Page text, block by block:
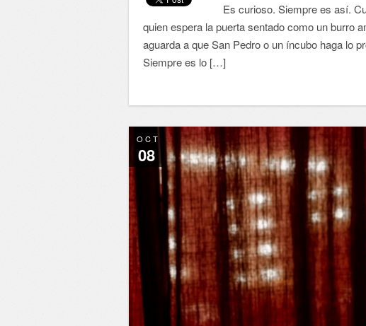
Es curioso. Siempre es así.
quien espera la puerta sentado como un burro
aguarda a que San Pedro o un íncubo haga lo
Siempre es lo […]
OCT
08